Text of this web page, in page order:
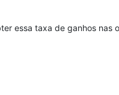
essa taxa de ganhos nas